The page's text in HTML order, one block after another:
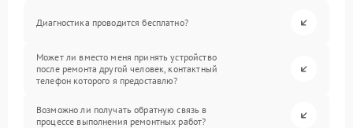
Диагностика проводится бесплатно?
Может ли вместо меня принять устройство
после ремонта другой человек, контактный
телефон которого я предоставлю?
Возможно ли получать обратную связь в
процессе выполнения ремонтных работ?